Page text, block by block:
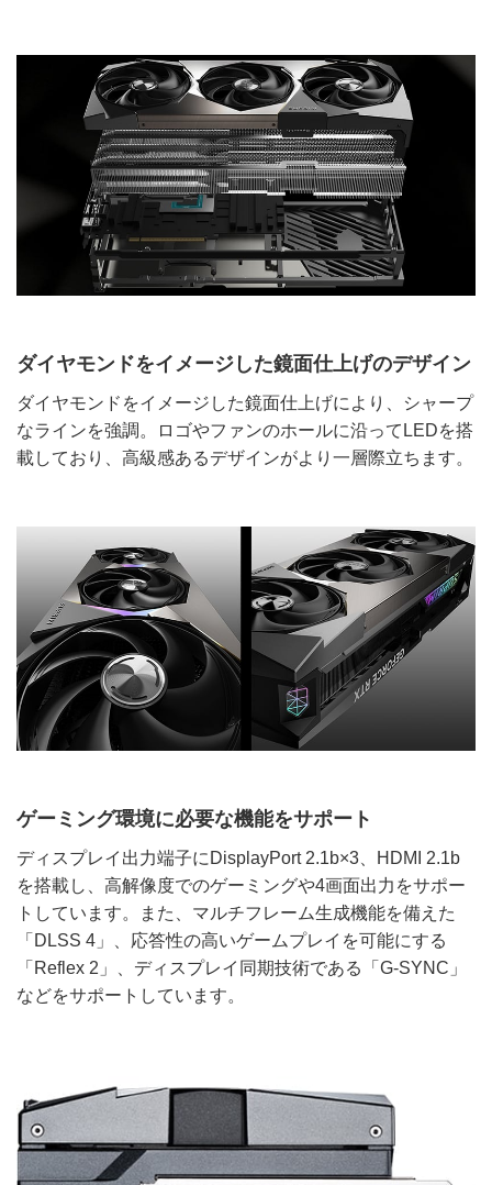
ダイヤモンドをイメージした鏡面仕上げのデザイン
ダイヤモンドをイメージした鏡面仕上げにより、シャープ
なラインを強調。ロゴやファンのホールに沿ってLEDを搭
載しており、高級感あるデザインがより一層際立ちます。
ゲーミング環境に必要な機能をサポート
ディスプレイ出力端子にDisplayPort 2.1b×3、HDMI 2.1b
を搭載し、高解像度でのゲーミングや4画面出力をサポー
トしています。また、マルチフレーム生成機能を備えた
「DLSS 4」、応答性の高いゲームプレイを可能にする
「Reflex 2」、ディスプレイ同期技術である「G-SYNC」
などをサポートしています。